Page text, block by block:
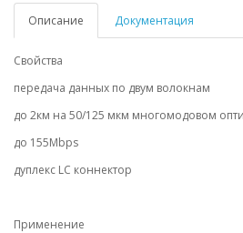
Описание Документация
Свойства
передача данных по двум волокнам
до 2км на 50/125 мкм многомодовом
до 155Mbps
дуплекс LC коннектор
Применение